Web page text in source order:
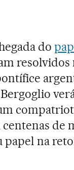
Sociales
do
resolvidos
de
papel na